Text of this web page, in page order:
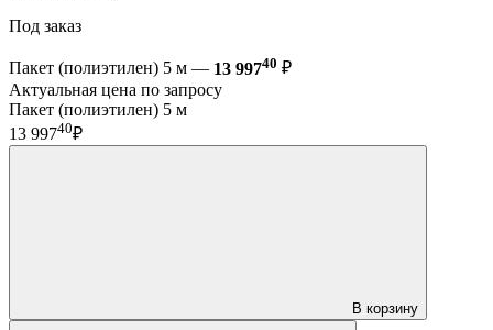
Под заказ
Пакет (полиэтилен) 5 м — 13 99740 ₽
Актуальная цена по запросу
Пакет (полиэтилен) 5 м
13 99740₽
В корзину